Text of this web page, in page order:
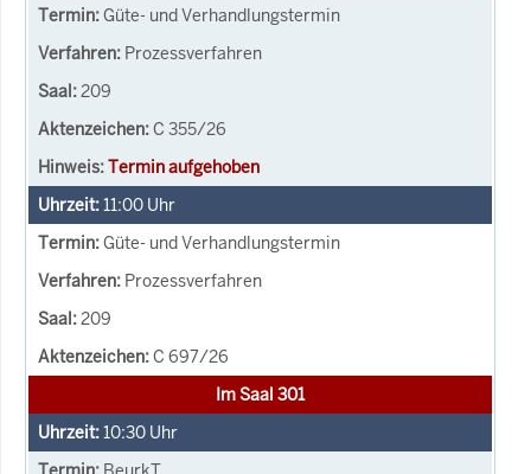
Güte- und Verhandlungstermin
Prozessverfahren
209
C 355/26
Termin aufgehoben
11:00 Uhr
Güte- und Verhandlungstermin
Prozessverfahren
209
C 697/26
Im Saal 301
10:30 Uhr